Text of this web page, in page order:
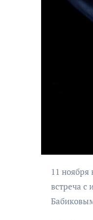
11 ноября в 21:00 в фойе второго этажа Калининградского областного драматического театра состоится
встреча с